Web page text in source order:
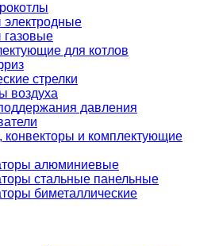
электродные
газовые
для котлов
стрелки
воздуха
давления
конвекторы и комплектующие
алюминиевые
стальные панельные
биметаллические